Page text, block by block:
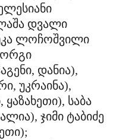
დვალი
ლოჩოშვილი
დანია),
უკრაინა),
საბა
ჯიმი ტაბიძე